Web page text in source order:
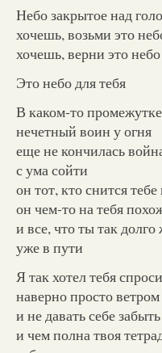
Небо закрытое над
хочешь, возьми это
хочешь, верни это
Это небо для тебя
В каком-то
нечетный воин у огня
еще не кончилась
с ума сойти
он тот, кто снится
он чем-то на тебя
и все, что ты так
уже в пути
Я так хотел тебя
наверно просто
и не давать себе
и чем полна твоя